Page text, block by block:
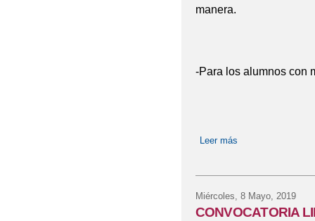
manera.
-Para los alumnos con
Leer más
Miércoles, 8 Mayo, 2019
CONVOCATORIA